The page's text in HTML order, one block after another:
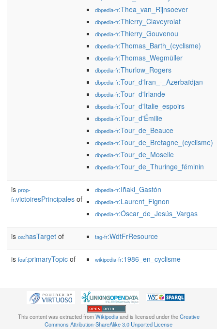
dbpedia-fr:Thea_van_Rijnsoever
dbpedia-fr:Thierry_Claveyrolat
dbpedia-fr:Thierry_Gouvenou
dbpedia-fr:Thomas_Barth_(cyclisme)
dbpedia-fr:Thomas_Wegmüller
dbpedia-fr:Thurlow_Rogers
dbpedia-fr:Tour_d'Iran_-_Azerbaïdjan
dbpedia-fr:Tour_d'Irlande
dbpedia-fr:Tour_d'Italie_espoirs
dbpedia-fr:Tour_d'Émilie
dbpedia-fr:Tour_de_Beauce
dbpedia-fr:Tour_de_Bretagne_(cyclisme)
dbpedia-fr:Tour_de_Moselle
dbpedia-fr:Tour_de_Thuringe_féminin
is prop-
fr:victoiresPrincipales of
dbpedia-fr:Iñaki_Gastón
dbpedia-fr:Laurent_Fignon
dbpedia-fr:Óscar_de_Jesús_Vargas
is oa:hasTarget of tag-fr:WdtFrResource
is foaf:primaryTopic of wikipedia-fr:1986_en_cyclisme
This content was extracted fromWikipediaand is licensed under theCreative
Commons Attribution-ShareAlike 3.0 Unported License